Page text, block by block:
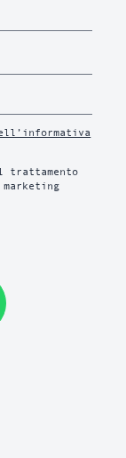
trattamento